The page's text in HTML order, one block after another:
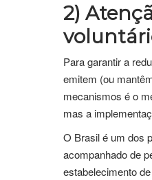
2)
Para garantir a
emitem (ou
mecanismos é o
mas a
O Brasil é um dos
acompanhado de
estabelecimento